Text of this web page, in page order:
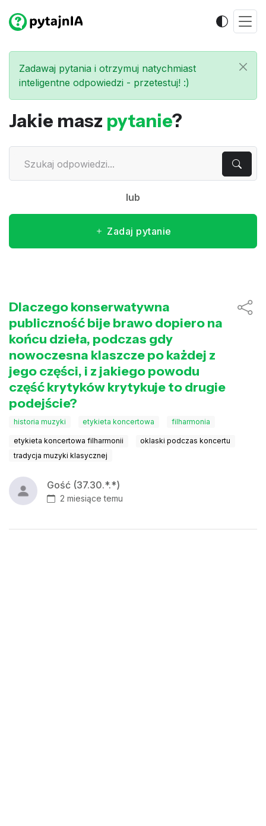
Zadawaj pytania i otrzymuj natychmiast
inteligentne odpowiedzi - przetestuj! :)
Jakie masz pytanie?
lub
Zadaj pytanie
Dlaczego konserwatywna
publiczność bije brawo dopiero na
końcu dzieła, podczas gdy
nowoczesna klaszcze po każdej z
jego części, i z jakiego powodu
część krytyków krytykuje to drugie
podejście?
historia muzyki etykieta koncertowa filharmonia
etykieta koncertowa filharmonii
oklaski podczas koncertu
tradycja muzyki klasycznej
Gość (37.30.*.*)
2 miesiące temu